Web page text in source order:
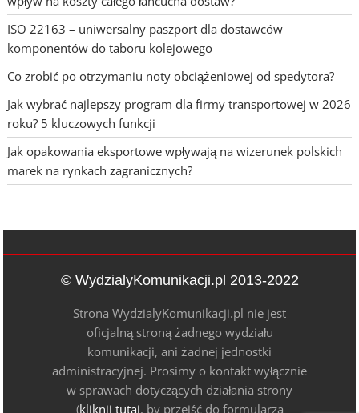
ISO 22163 – uniwersalny paszport dla dostawców
komponentów do taboru kolejowego
Co zrobić po otrzymaniu noty obciążeniowej od spedytora?
Jak wybrać najlepszy program dla firmy transportowej w 2026
roku? 5 kluczowych funkcji
Jak opakowania eksportowe wpływają na wizerunek polskich
marek na rynkach zagranicznych?
© WydzialyKomunikacji.pl 2013-2022
Strona WydzialyKomunikacji.pl nie jest
oficjalną stroną żadnego wydziału
komunikacji, ani żadnej jednostki
administracyjnej. Prosimy o kontakt wyłącznie
w sprawach dotyczących działania strony
(kliknij tutaj, by przejść do formularza